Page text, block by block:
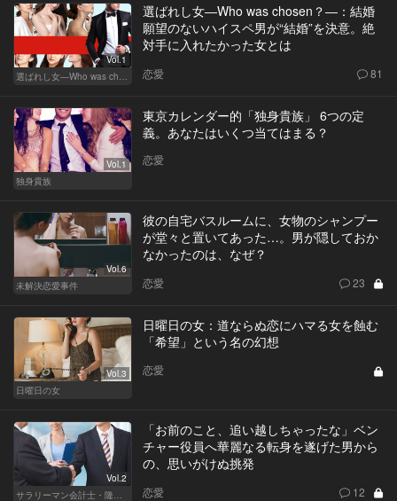
Vol.1
選ばれし女―Who was chosen？―
選ばれし女―Who was chosen？―：結婚
願望のないハイスペ男が“結婚”を決意。絶
対手に入れたかった女とは
恋愛 81
Vol.1
独身貴族
東京カレンダー的「独身貴族」 6つの定
義。あなたはいくつ当てはまる？
恋愛
Vol.6
未解決恋愛事件
彼の自宅バスルームに、女物のシャンプー
が堂々と置いてあった…。男が隠しておか
なかったのは、なぜ？
恋愛 23
Vol.3
日曜日の女
日曜日の女：道ならぬ恋にハマる女を蝕む
「希望」という名の幻想
恋愛
Vol.2
「お前のこと、追い越しちゃったな」ベン
チャー役員へ華麗なる転身を遂げた男から
の、思いがけぬ挑発
恋愛 12